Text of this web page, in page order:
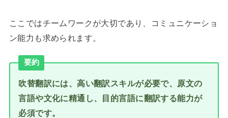
ここではチームワークが大切であり、コミュニケーショ
ン能力も求められます。
要約
吹替翻訳には、高い翻訳スキルが必要で、原文の
言語や文化に精通し、目的言語に翻訳する能力が
必須です。